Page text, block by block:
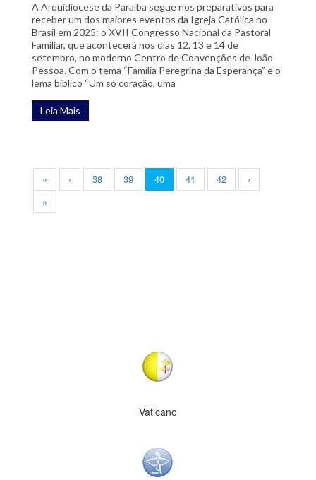
A Arquidiocese da Paraíba segue nos preparativos para
receber um dos maiores eventos da Igreja Católica no
Brasil em 2025: o XVII Congresso Nacional da Pastoral
Familiar, que acontecerá nos dias 12, 13 e 14 de
setembro, no moderno Centro de Convenções de João
Pessoa. Com o tema “Família Peregrina da Esperança” e o
lema bíblico “Um só coração, uma
Leia Mais
« ‹ 38 39 40 41 42
›
»
Vaticano